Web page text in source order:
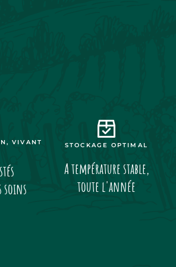
VIVANT
soins
STOCKAGE OPTIMAL
A température stable,
toute l'année